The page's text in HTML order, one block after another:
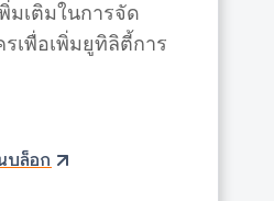
มเติมในการจัด
เพื่อเพิ่มยูทิลิตี้การ
บล็อก